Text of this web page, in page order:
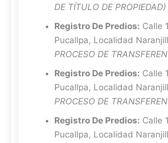
DE TÍTULO DE PROPIEDAD)
Registro De Predios: Calle
Pucallpa, Localidad
PROCESO DE
Registro De Predios: Calle
Pucallpa, Localidad
PROCESO DE
Registro De Predios: Calle
Pucallpa, Localidad